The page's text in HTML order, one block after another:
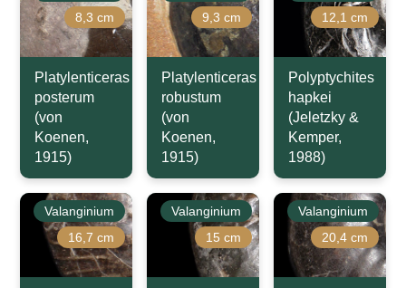
8,3 cm
Platylenticeras
posterum
(von
Koenen,
1915)
9,3 cm
Platylenticeras
robustum
(von
Koenen,
1915)
12,1 cm
Polyptychites
hapkei
(Jeletzky &
Kemper,
1988)
Valanginium
16,7 cm
Valanginium
15 cm
Valanginium
20,4 cm